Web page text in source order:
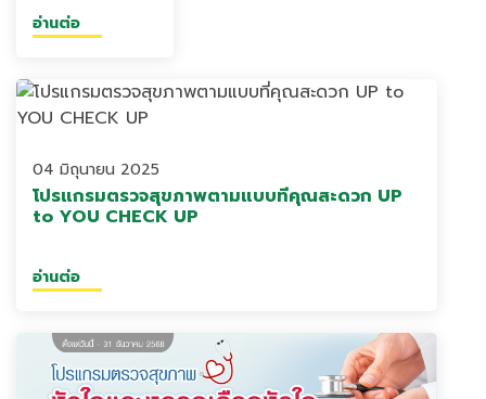
อ่านต่อ
04 มิถุนายน 2025
โปรแกรมตรวจสุขภาพตามแบบที่คุณสะดวก UP
to YOU CHECK UP
อ่านต่อ